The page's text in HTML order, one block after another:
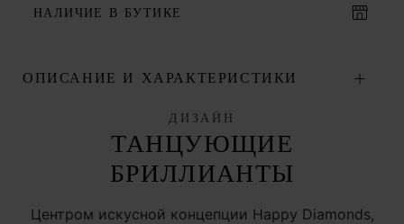
НАЛИЧИЕ В БУТИКЕ
ОПИСАНИЕ И ХАРАКТЕРИСТИКИ
ДИЗАЙН
ТАНЦУЮЩИЕ
БРИЛЛИАНТЫ
Центром искусной концепции Happy Diamonds,